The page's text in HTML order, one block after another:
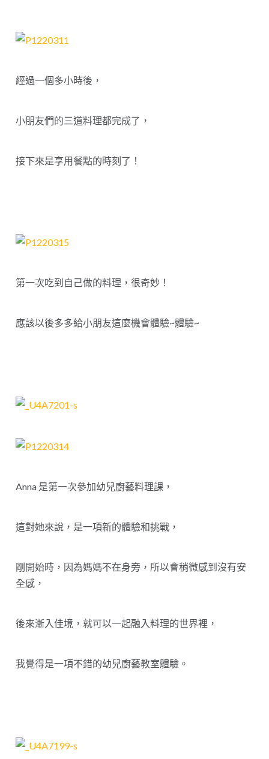
經過一個多小時後，
小朋友們的三道料理都完成了，
接下來是享用餐點的時刻了！
第一次吃到自己做的料理，很奇妙！
應該以後多多給小朋友這麼機會體驗~體驗~
Anna 是第一次參加幼兒廚藝料理課，
這對她來說，是一項新的體驗和挑戰，
剛開始時，因為媽媽不在身旁，所以會稍微感到沒有安
全感，
後來漸入佳境，就可以一起融入料理的世界裡，
我覺得是一項不錯的幼兒廚藝教室體驗。